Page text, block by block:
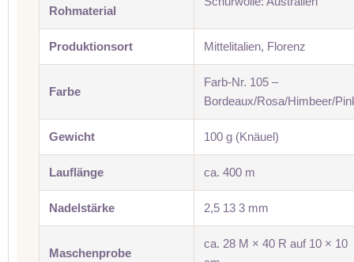
Rohmaterial
Produktionsort Mittelitalien, Florenz
Farbe
Farb-Nr. 105 –
Bordeaux/Rosa/Himbeer/
Gewicht 100 g (Knäuel)
Lauflänge ca. 400 m
Nadelstärke 2,5 13 3 mm
Maschenprobe
ca. 28 M × 40 R auf 10 × 10